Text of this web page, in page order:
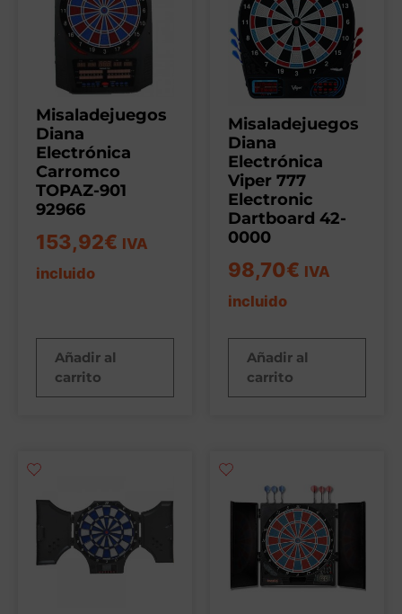
Misaladejuegos
Diana
Electrónica
Carromco
TOPAZ-901
92966
153,92€ IVA
incluido
Añadir al
carrito
Misaladejuegos
Diana
Electrónica
Viper 777
Electronic
Dartboard 42-
0000
98,70€ IVA
incluido
Añadir al
carrito